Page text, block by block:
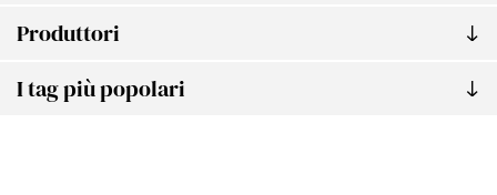
Produttori
I tag più popolari